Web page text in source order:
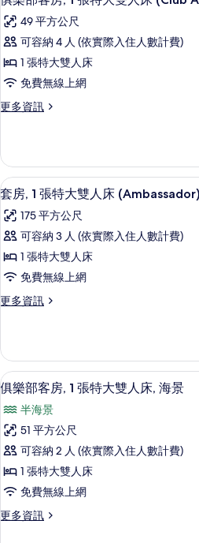
床
(Club
Access)
的
所
有
片
張
單
床
(Club
的
示
俱
樂
部
客
房,
張
特
大
雙
人
床
(Club
Access)
的
有
相
片
49 平方公尺
可容納 4 人 (依實際入住人數計費)
1 張特大雙人床
免費無線上網
更多資訊
更
部
客
房,
張
特
雙
人
(Club
情
顯
示
套
房,
1
張
特
雙
人
床
(Ambassador)
的
所
有
相
片
套
5
套房, 1 張特大雙人床 (Ambassador)
175 平方公尺
可容納 3 人 (依實際入住人數計費)
1 張特大雙人床
免費無線上網
更多資訊
更
1
張
特
雙
人
(Ambassador)
的
詳
情
顯
示
俱
樂
部
客
房,
1
俱
5
俱樂部客房, 1 張特大雙人床, 海景
半海景
51 平方公尺
可容納 2 人 (依實際入住人數計費)
1 張特大雙人床
免費無線上網
更多資訊
更